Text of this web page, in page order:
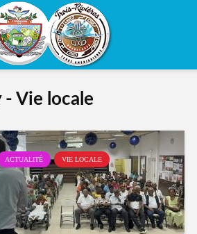
- Vie locale
ACTUALITÉ VIE LOCALE